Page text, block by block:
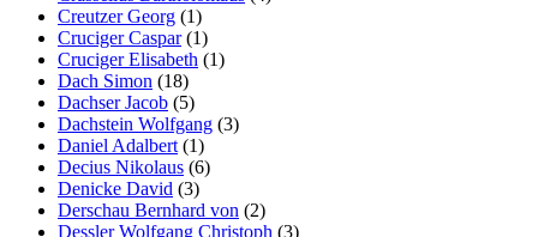
Creutzer Georg (1)
Cruciger Caspar(1)
Cruciger Elisabeth (1)
Dach Simon (18)
Dachser Jacob (5)
Dachstein Wolfgang (3)
Daniel Adalbert (1)
Decius Nikolaus (6)
Denicke David (3)
Derschau Bernhard von (2)
Dessler Wolfgang Christoph (3)